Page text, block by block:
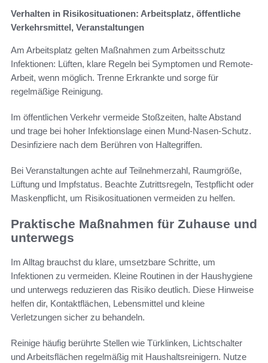
Verhalten in Risikosituationen: Arbeitsplatz, öffentliche
Verkehrsmittel, Veranstaltungen
Am Arbeitsplatz gelten Maßnahmen zum Arbeitsschutz
Infektionen: Lüften, klare Regeln bei Symptomen und Remote-
Arbeit, wenn möglich. Trenne Erkrankte und sorge für
regelmäßige Reinigung.
Im öffentlichen Verkehr vermeide Stoßzeiten, halte Abstand
und trage bei hoher Infektionslage einen Mund-Nasen-Schutz.
Desinfiziere nach dem Berühren von Haltegriffen.
Bei Veranstaltungen achte auf Teilnehmerzahl, Raumgröße,
Lüftung und Impfstatus. Beachte Zutrittsregeln, Testpflicht oder
Maskenpflicht, um Risikosituationen vermeiden zu helfen.
Praktische Maßnahmen für Zuhause und
unterwegs
Im Alltag brauchst du klare, umsetzbare Schritte, um
Infektionen zu vermeiden. Kleine Routinen in der Haushygiene
und unterwegs reduzieren das Risiko deutlich. Diese Hinweise
helfen dir, Kontaktflächen, Lebensmittel und kleine
Verletzungen sicher zu behandeln.
Reinige häufig berührte Stellen wie Türklinken, Lichtschalter
und Arbeitsflächen regelmäßig mit Haushaltsreinigern. Nutze